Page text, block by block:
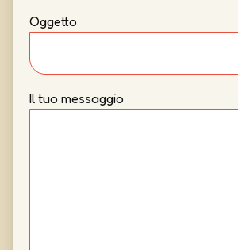
Oggetto
Il tuo messaggio